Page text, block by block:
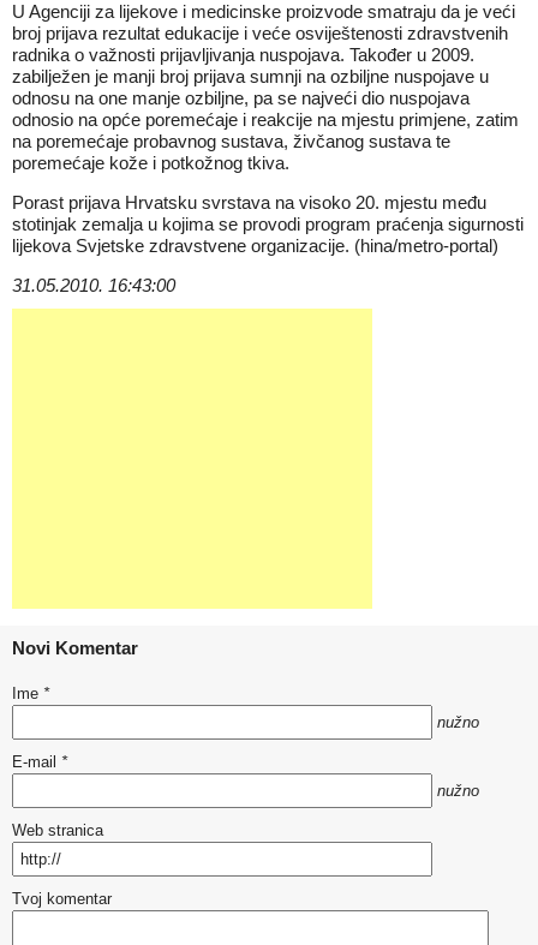
U Agenciji za lijekove i medicinske proizvode smatraju da je veći
broj prijava rezultat edukacije i veće osviještenosti zdravstvenih
radnika o važnosti prijavljivanja nuspojava. Također u 2009.
zabilježen je manji broj prijava sumnji na ozbiljne nuspojave u
odnosu na one manje ozbiljne, pa se najveći dio nuspojava
odnosio na opće poremećaje i reakcije na mjestu primjene, zatim
na poremećaje probavnog sustava, živčanog sustava te
poremećaje kože i potkožnog tkiva.
Porast prijava Hrvatsku svrstava na visoko 20. mjestu među
stotinjak zemalja u kojima se provodi program praćenja sigurnosti
lijekova Svjetske zdravstvene organizacije. (hina/metro-portal)
31.05.2010. 16:43:00
Novi Komentar
Ime *
nužno
E-mail *
nužno
Web stranica
Tvoj komentar